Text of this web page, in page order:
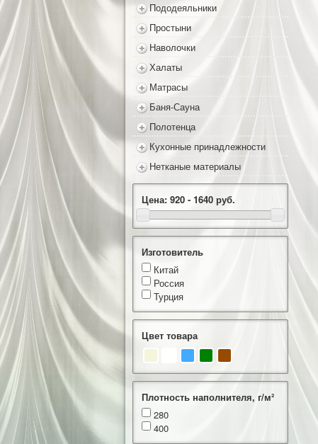
Пододеяльники
Простыни
Наволочки
Халаты
Матрасы
Баня-Сауна
Полотенца
Кухонные принадлежности
Нетканые материалы
Цена: 920 - 1640 руб.
Изготовитель
Китай
Россия
Турция
Цвет товара
Плотность наполнителя, г/м²
280
400